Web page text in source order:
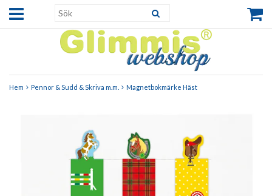
Hem Pennor & Sudd & Skriva m.m. Magnetbokmärke Häst